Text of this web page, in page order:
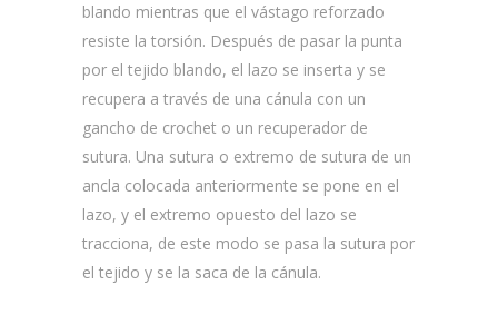
blando mientras que el vástago reforzado
resiste la torsión. Después de pasar la punta
por el tejido blando, el lazo se inserta y se
recupera a través de una cánula con un
gancho de crochet o un recuperador de
sutura. Una sutura o extremo de sutura de un
ancla colocada anteriormente se pone en el
lazo, y el extremo opuesto del lazo se
tracciona, de este modo se pasa la sutura por
el tejido y se la saca de la cánula.